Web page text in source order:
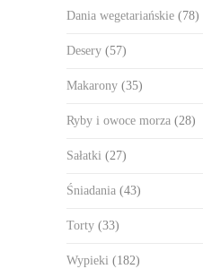
Dania wegetariańskie (78)
Desery (57)
Makarony (35)
Ryby i owoce morza (28)
Sałatki (27)
Śniadania (43)
Torty (33)
Wypieki (182)